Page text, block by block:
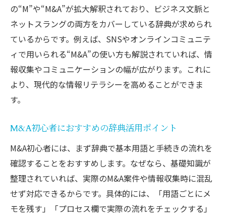
の“M”や“M&A”が拡大解釈されており、ビジネス文脈と
ネットスラングの両方をカバーしている辞典が求められ
ているからです。例えば、SNSやオンラインコミュニテ
ィで用いられる“M&A”の使い方も解説されていれば、情
報収集やコミュニケーションの幅が広がります。これに
より、現代的な情報リテラシーを高めることができま
す。
M&A初心者におすすめの辞典活用ポイント
M&A初心者には、まず辞典で基本用語と手続きの流れを
確認することをおすすめします。なぜなら、基礎知識が
整理されていれば、実際のM&A案件や情報収集時に混乱
せず対応できるからです。具体的には、「用語ごとにメ
モを残す」「プロセス欄で実際の流れをチェックする」